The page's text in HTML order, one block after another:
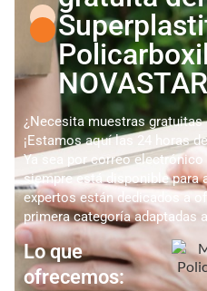
¿Necesita muestras gratuitas
¡Estamos aquí las 24 horas
Ya sea por correo
siempre está disponible para
expertos están dedicados a
primera categoría adaptadas
Lo que
ofrecemos: